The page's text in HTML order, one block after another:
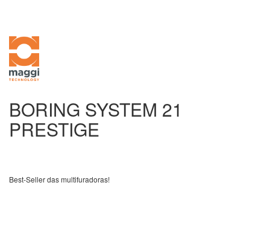
BORING SYSTEM 21
PRESTIGE
Best-Seller das multifuradoras!